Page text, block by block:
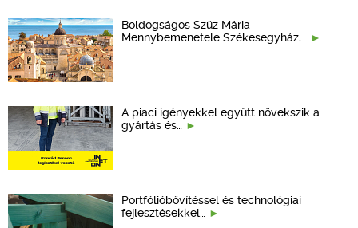
Boldogságos Szűz Mária
Mennybemenetele Székesegyház,…
A piaci igényekkel együtt növekszik a
gyártás és…
Portfólióbővítéssel és technológiai
fejlesztésekkel…